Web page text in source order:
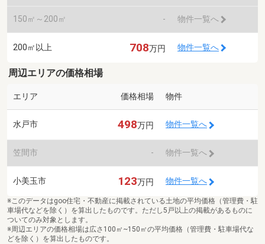
150㎡～200㎡ - 物件一覧へ
200㎡以上 708万円 物件一覧へ
周辺エリアの価格相場
エリア 価格相場 物件
水戸市 498万円 物件一覧へ
笠間市 - 物件一覧へ
小美玉市 123万円 物件一覧へ
※このデータはgoo住宅・不動産に掲載されている土地の平均価格（管理費・駐
車場代などを除く）を算出したものです。ただし5戸以上の掲載があるものに
ついてのみ対象とします。
※周辺エリアの価格相場は広さ100㎡~150㎡の平均価格（管理費・駐車場代な
どを除く）を算出したものです。